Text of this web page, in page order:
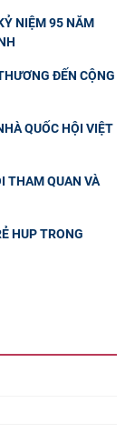
NIỆM 95 NĂM
ĐẾN CỘNG
QUỐC HỘI VIỆT
THAM QUAN VÀ
HUP TRONG